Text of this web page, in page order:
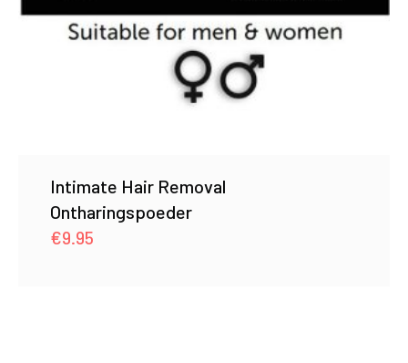
Intimate Hair Removal
Ontharingspoeder
€9.95